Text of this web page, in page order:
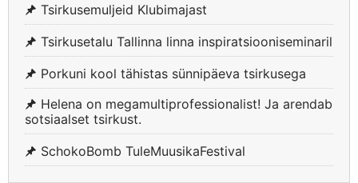
Tsirkusemuljeid Klubimajast
Tsirkusetalu Tallinna linna inspiratsiooniseminaril
Porkuni kool tähistas sünnipäeva tsirkusega
Helena on megamultiprofessionalist! Ja arendab
sotsiaalset tsirkust.
SchokoBomb TuleMuusikaFestival